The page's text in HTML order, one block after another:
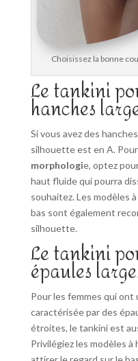
Choisissez la bonne
Le tankini
hanches
Si vous avez des
silhouette est en A.
morphologie, optez
haut fluide qui pourra
souhaitez. Les modèles
bas sont également
silhouette.
Le tankini
épaules
Pour les femmes qui
caractérisée par des
étroites, le tankini est
Privilégiez les modèles